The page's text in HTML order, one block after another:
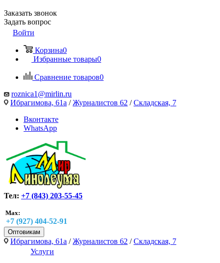
Заказать звонок
Задать вопрос
Войти
Корзина0
Избранные товары0
Сравнение товаров0
roznica1@mirlin.ru
Ибрагимова, 61а /Журналистов 62 /Складская, 7
Вконтакте
WhatsApp
Тел: +7 (843) 203-55-45
Max:
+7 (927) 404-52-91
Оптовикам
Ибрагимова, 61а /Журналистов 62 /Складская, 7
Услуги